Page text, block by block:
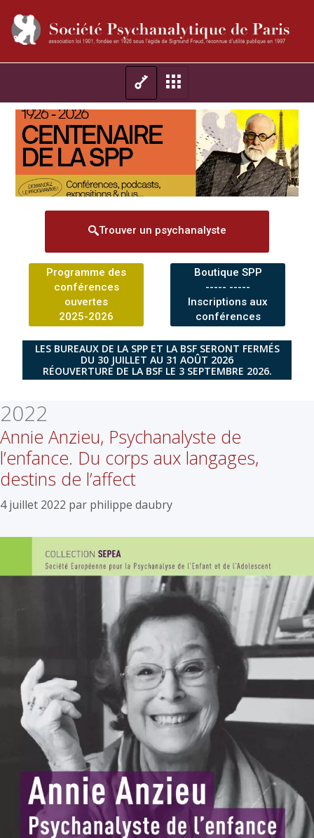
Trouver un psychanalyste
Programme des
conférences
ouvertes
2025-2026
Boutique SPP
----- -----
Inscriptions aux
conférences
LES BUREAUX DE LA SPP ET LA BSF SERONT FERMÉS
DU 30 JUILLET AU 31 AOÛT 2026
RÉOUVERTURE DE LA BSF LE 3 SEPTEMBRE 2026.
2022
Annie Anzieu, Psychanalyste de
l’enfance. Du corps aux langages,
destins de l’affect
4 juillet 2022 par philippe daubry